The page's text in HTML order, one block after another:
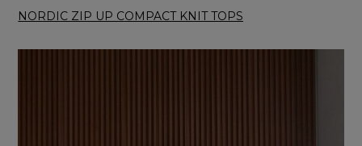
NORDIC ZIP UP COMPACT KNIT TOPS